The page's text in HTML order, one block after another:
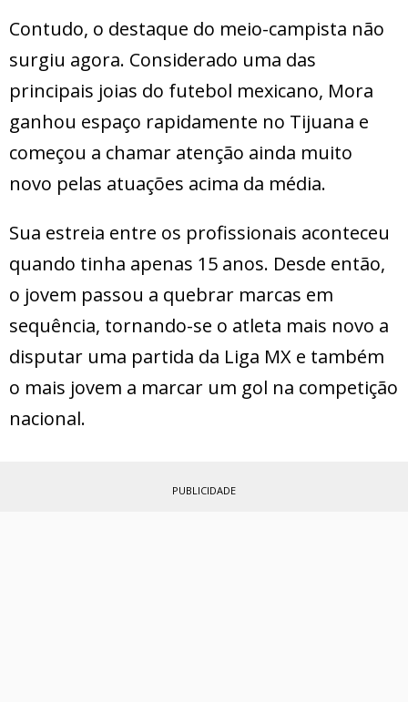
Contudo, o destaque do meio-campista não
surgiu agora. Considerado uma das
principais joias do futebol mexicano, Mora
ganhou espaço rapidamente no Tijuana e
começou a chamar atenção ainda muito
novo pelas atuações acima da média.
Sua estreia entre os profissionais aconteceu
quando tinha apenas 15 anos. Desde então,
o jovem passou a quebrar marcas em
sequência, tornando-se o atleta mais novo a
disputar uma partida da Liga MX e também
o mais jovem a marcar um gol na competição
nacional.
PUBLICIDADE